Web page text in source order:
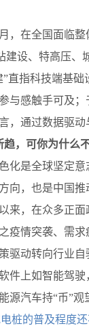
，在全国面临整
建设、特高压、
”直指科技端基
与感触手可及
，通过数据驱动
趋，可你为什么
化是全球坚定
向，也是中国推
来，在众多正
疫情突袭、需求
驱动转向行业
件上如智能驾
源汽车持“币”观
桩的普及程度